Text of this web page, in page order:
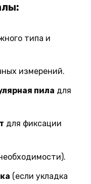
типа и
измерений.
пила для
для фиксации
(если укладка